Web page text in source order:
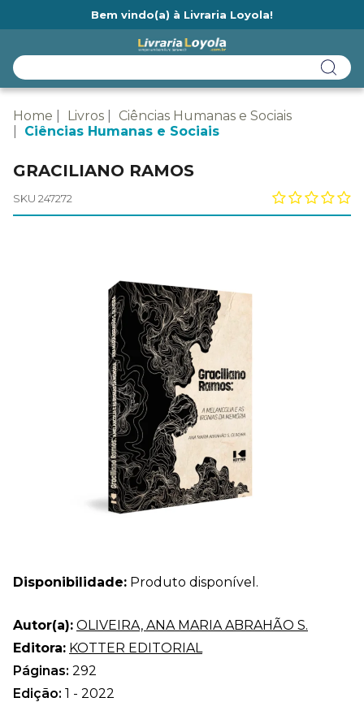
Bem vindo(a) à Livraria Loyola!
Home Livros
Ciências Humanas e Sociais
Ciências Humanas e Sociais
GRACILIANO RAMOS
SKU 247272
Disponibilidade: Produto disponível.
Autor(a): OLIVEIRA, ANA MARIA ABRAHÃO S.
Editora: KOTTER EDITORIAL
Páginas: 292
Edição: 1 - 2022